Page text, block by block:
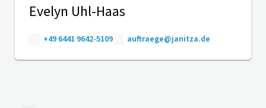
Evelyn Uhl-Haas
+49 6441 9642-5109 auftraege@janitza.de